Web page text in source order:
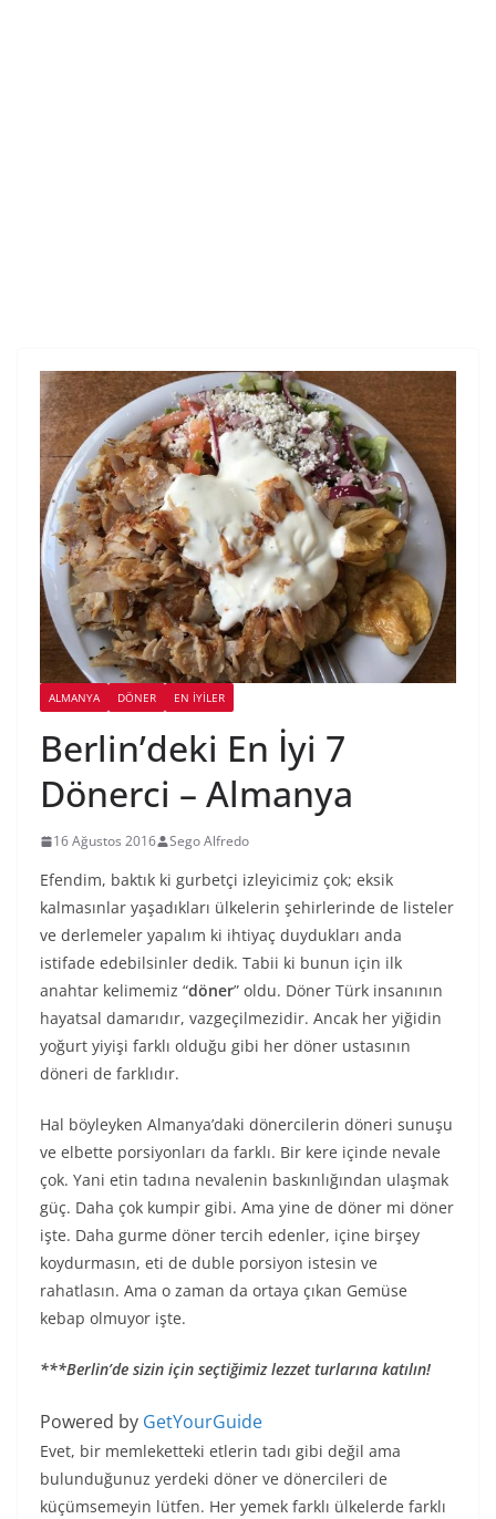
ALMANYA DÖNER EN İYILER
Berlin’deki En İyi 7
Dönerci – Almanya
16 Ağustos 2016 Sego Alfredo
Efendim, baktık ki gurbetçi izleyicimiz çok; eksik
kalmasınlar yaşadıkları ülkelerin şehirlerinde de listeler
ve derlemeler yapalım ki ihtiyaç duydukları anda
istifade edebilsinler dedik. Tabii ki bunun için ilk
anahtar kelimemiz “döner” oldu. Döner Türk insanının
hayatsal damarıdır, vazgeçilmezidir. Ancak her yiğidin
yoğurt yiyişi farklı olduğu gibi her döner ustasının
döneri de farklıdır.
Hal böyleyken Almanya’daki dönercilerin döneri sunuşu
ve elbette porsiyonları da farklı. Bir kere içinde nevale
çok. Yani etin tadına nevalenin baskınlığından ulaşmak
güç. Daha çok kumpir gibi. Ama yine de döner mi döner
işte. Daha gurme döner tercih edenler, içine birşey
koydurmasın, eti de duble porsiyon istesin ve
rahatlasın. Ama o zaman da ortaya çıkan Gemüse
kebap olmuyor işte.
***Berlin’de sizin için seçtiğimiz lezzet turlarına katılın!
Powered by GetYourGuide
Evet, bir memleketteki etlerin tadı gibi değil ama
bulunduğunuz yerdeki döner ve dönercileri de
küçümsemeyin lütfen. Her yemek farklı ülkelerde farklı